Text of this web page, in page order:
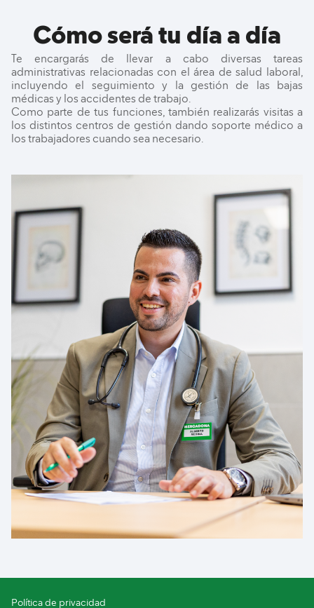
Cómo será tu día a día
Te encargarás de llevar a cabo diversas tareas
administrativas relacionadas con el área de salud laboral,
incluyendo el seguimiento y la gestión de las bajas
médicas y los accidentes de trabajo.
Como parte de tus funciones, también realizarás visitas a
los distintos centros de gestión dando soporte médico a
los trabajadores cuando sea necesario.
Política de privacidad